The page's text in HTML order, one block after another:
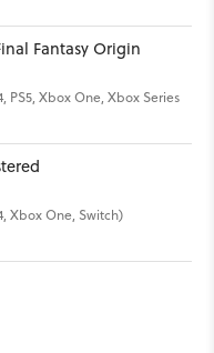
Fantasy Origin
PS5, Xbox One, Xbox Series
Xbox One, Switch)